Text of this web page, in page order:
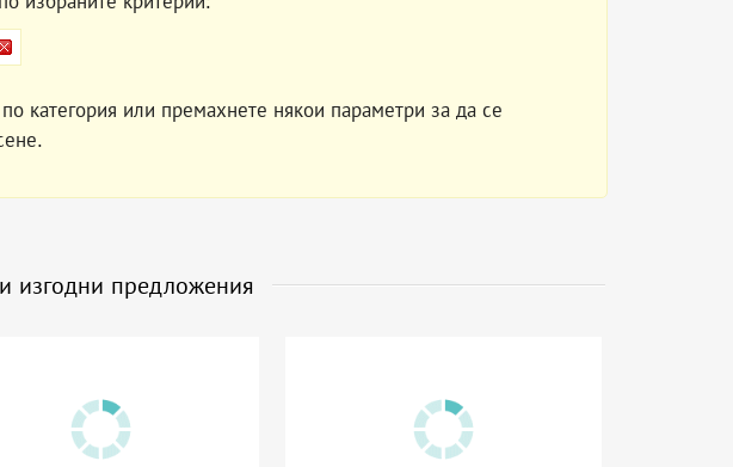
категория или премахнете някои параметри за да се
изгодни предложения